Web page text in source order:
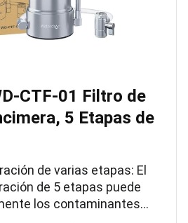
CTF-01 Filtro de
5 Etapas de
de varias etapas: El
de 5 etapas puede
los contaminantes…